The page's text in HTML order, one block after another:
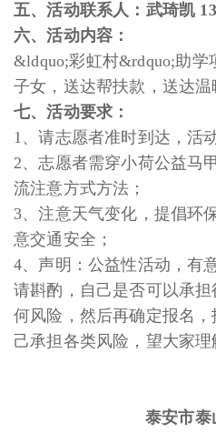
五、活动联系人：武琦凯
六、活动内容：
&ldquo;彩虹村&rdquo;助
子女，送达帮扶款，送达温
七、活动要求：
1、请志愿者准时到达，活
2、志愿者需穿小荷公益马
流注意方式方法；
3、注意天气变化，提倡环
意交通安全；
4、声明：公益性活动，有
请斟酌，自己是否可以承
何风险，然后再确定报名
己承担各类风险，望大家理
泰安市泰